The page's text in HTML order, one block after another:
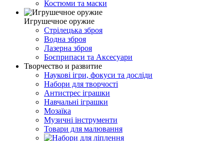
Костюми та маски
Игрушечное оружие
Стрілецька зброя
Водна зброя
Лазерна зброя
Боєприпаси та Аксесуари
Творчество и развитие
Наукові ігри, фокуси та досліди
Набори для творчості
Антистрес іграшки
Навчальні іграшки
Мозаїка
Музичні інструменти
Товари для малювання